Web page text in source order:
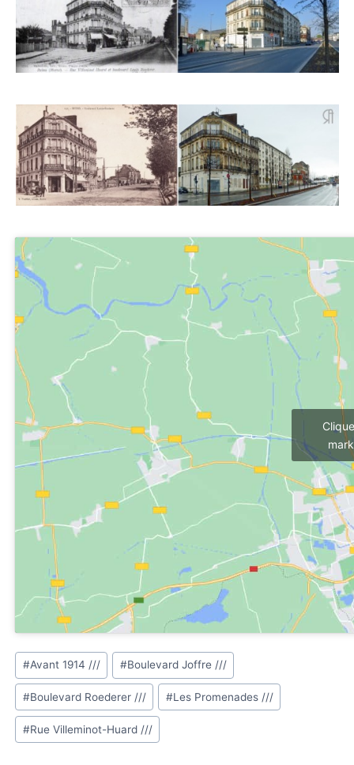
Étiquettes
de
la
publication :
#Avant 1914 /// #Boulevard Joffre ///
#Boulevard Roederer /// #Les Promenades ///
#Rue Villeminot-Huard ///